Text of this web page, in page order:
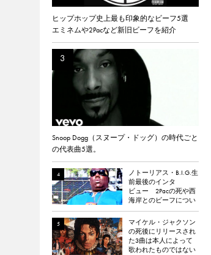
ヒップホップ史上最も印象的なビーフ5選
エミネムや2Pacなど新旧ビーフを紹介
Snoop Dogg（スヌープ・ドッグ）の時代ごと
の代表曲5選。
ノトーリアス・B.I.G.生
前最後のインタ
ビュー 2Pacの死や西
海岸とのビーフについ
て語る
マイケル・ジャクソン
の死後にリリースされ
た3曲は本人によって
歌われたものではない